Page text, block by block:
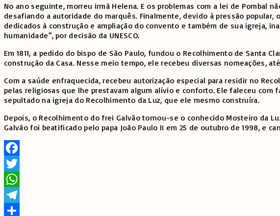
No ano seguinte, morreu irmã Helena. E os problemas com a lei de Pombal
desafiando a autoridade do marquês. Finalmente, devido à pressão
dedicados à construção e ampliação do convento e também de sua igreja,
humanidade”, por decisão da UNESCO.
Em 1811, a pedido do bispo de São Paulo, fundou o Recolhimento de Santa
construção da Casa. Nesse meio tempo, ele recebeu diversas nomeações,
Com a saúde enfraquecida, recebeu autorização especial para residir no
pelas religiosas que lhe prestavam algum alívio e conforto. Ele faleceu com
sepultado na igreja do Recolhimento da Luz, que ele mesmo construíra.
Depois, o Recolhimento do frei Galvão tornou-se o conhecido Mosteiro da
Galvão foi beatificado pelo papa João Paulo II em 25 de outubro de 1998, e
Facebook
Twitter
WhatsApp
Telegram